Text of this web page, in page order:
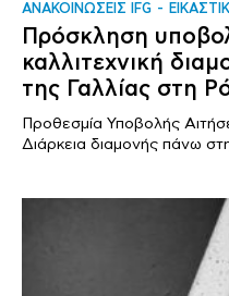
ΑΝΑΚΟΙΝΩΣΕΙΣ IFG
Πρόσκληση
καλλιτεχνική
της Γαλλίας στη
Προθεσμία Υποβολής
Διάρκεια διαμονής πάνω